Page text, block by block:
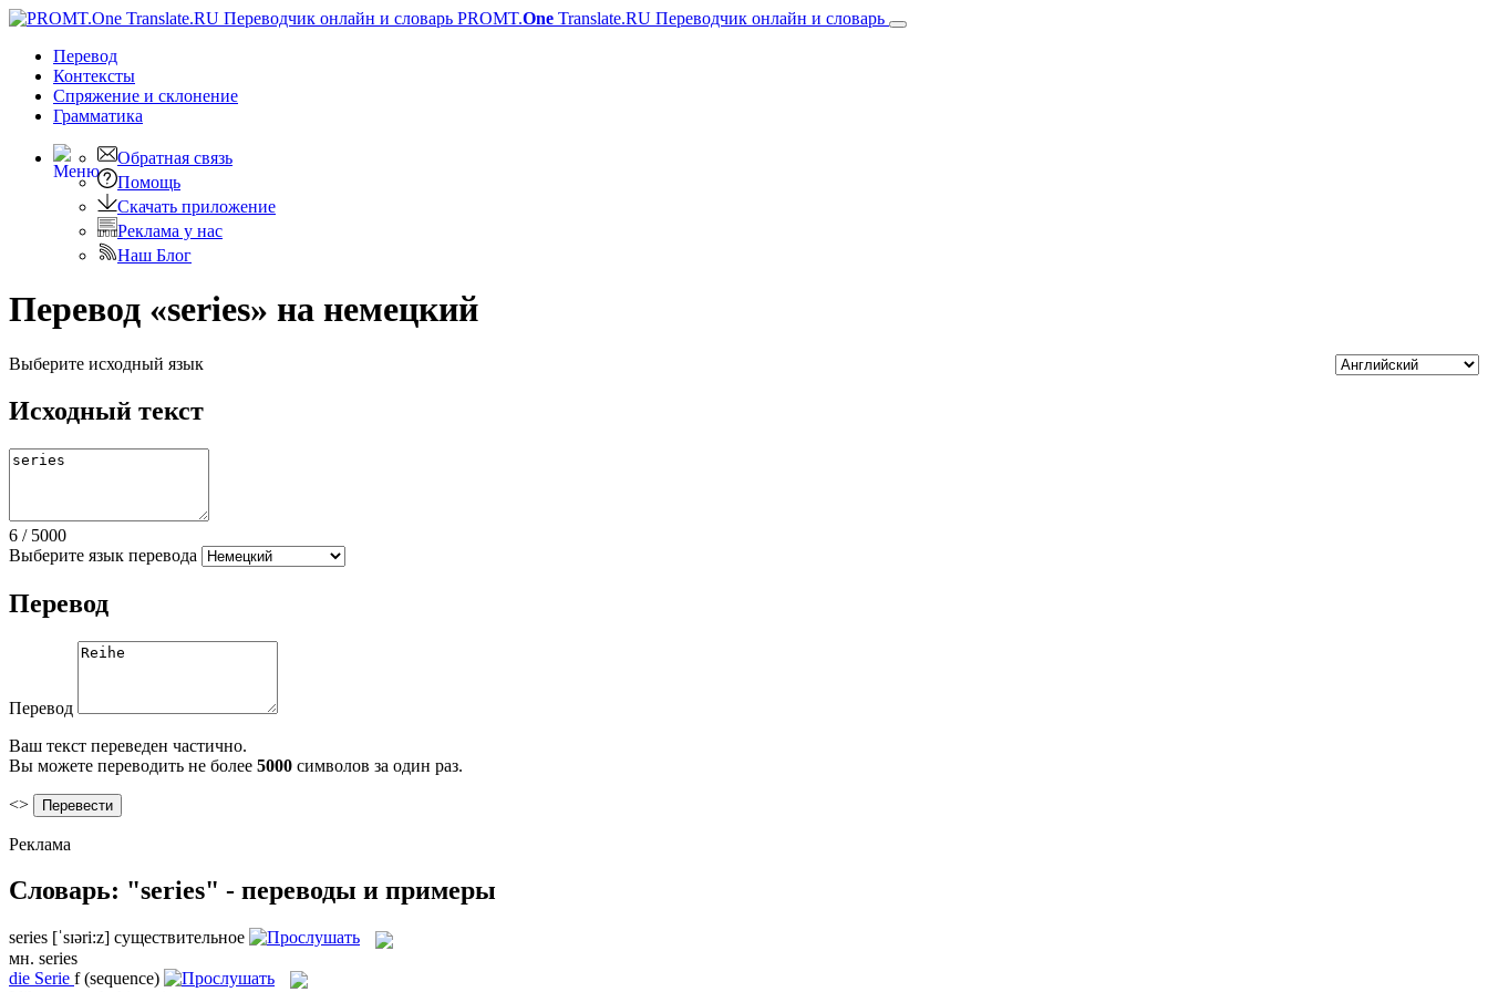
PROMT.One Translate.RU Переводчик онлайн и словарь
Перевод
Контексты
Спряжение и склонение
Грамматика
Обратная связь
Помощь
Скачать приложение
Реклама у нас
Наш Блог
Перевод «series» на немецкий
Выберите исходный язык
Исходный текст
6 / 5000
Выберите язык перевода
Перевод
Перевод
Ваш текст переведен частично.
Вы можете переводить не более 5000 символов за один раз.
<>
Реклама
Словарь: "series" - переводы и примеры
series [ˈsɪəri:z] существительное
мн. series
die Serie f (sequence)